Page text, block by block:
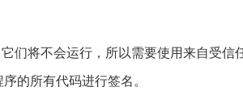
们将不会运行，所以需要使用来自受信
的所有代码进行签名。